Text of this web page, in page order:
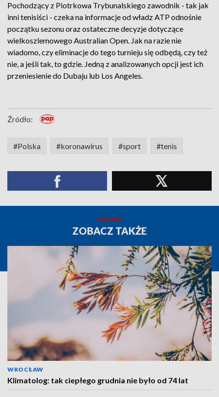
Pochodzący z Piotrkowa Trybunalskiego zawodnik - tak jak
inni tenisiści - czeka na informacje od władz ATP odnośnie
początku sezonu oraz ostateczne decyzje dotyczące
wielkoszlemowego Australian Open. Jak na razie nie
wiadomo, czy eliminacje do tego turnieju się odbędą, czy też
nie, a jeśli tak, to gdzie. Jedną z analizowanych opcji jest ich
przeniesienie do Dubaju lub Los Angeles.
Źródło:
#Polska #koronawirus #sport #tenis
ZOBACZ TAKŻE
WROCŁAW
Klimatolog: tak ciepłego grudnia nie było od 74 lat